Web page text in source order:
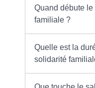
Quand débute
familiale ?
Quelle est la
solidarité